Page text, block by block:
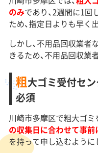
のみであり、2週間に1回
ため、指定日よりも早く
しかし、不用品回収業者
きるため、不用品回収業
粗大ゴミ受付セ
必須
川崎市多摩区で粗大ゴミ
の収集日に合わせて事
を持って申し込むように